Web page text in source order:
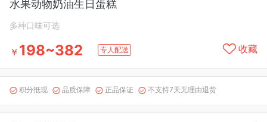
水果动物奶油生日蛋糕
多种口味可选
￥ 198~382 专人配送 收藏
 积分抵现  品质保障  正品保证  不支持7天无理由退货